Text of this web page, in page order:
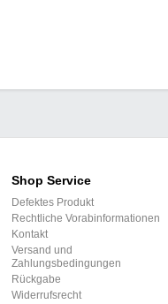
Shop Service
Defektes Produkt
Rechtliche Vorabinformationen
Kontakt
Versand und
Zahlungsbedingungen
Rückgabe
Widerrufsrecht